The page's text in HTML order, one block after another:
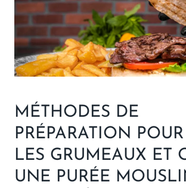
MÉTHODES DE
PRÉPARATION
LES GRUMEAUX ET
UNE PURÉE